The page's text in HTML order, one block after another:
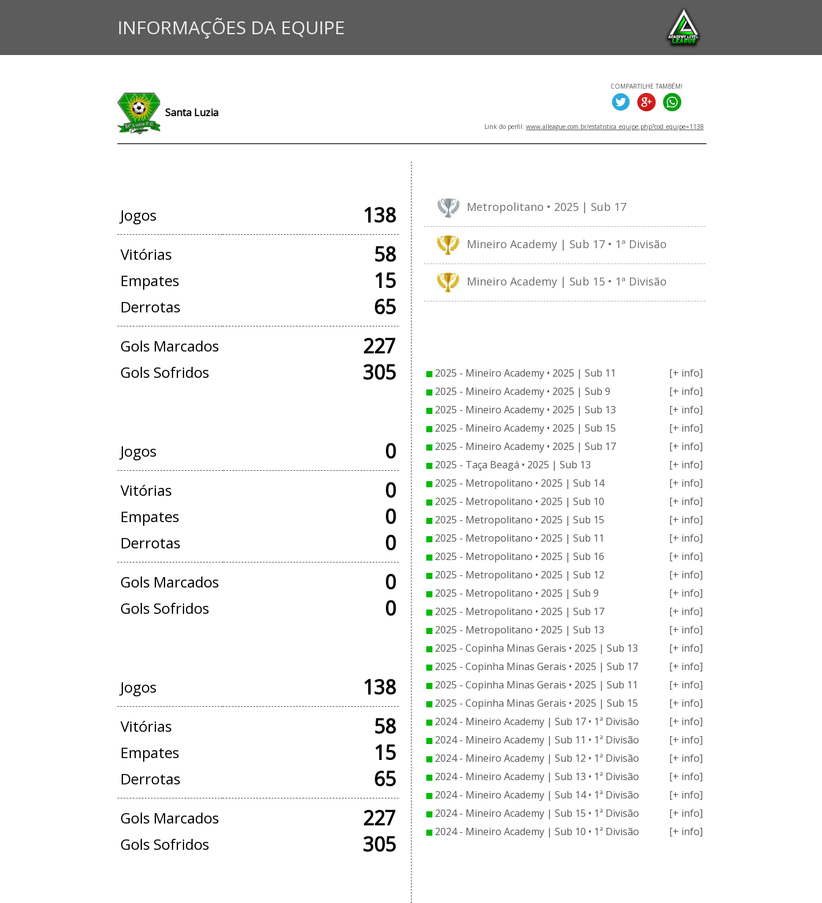
INFORMAÇÕES DA EQUIPE
Santa Luzia
COMPARTILHE TAMBÉM!
Link do perfil: www.alleague.com.br/estatistica_equipe.php?cod_equipe=1138
Jogos 138
Vitórias 58
Empates 15
Derrotas 65
Gols Marcados 227
Gols Sofridos 305
Jogos 0
Vitórias 0
Empates 0
Derrotas 0
Gols Marcados 0
Gols Sofridos 0
Jogos 138
Vitórias 58
Empates 15
Derrotas 65
Gols Marcados 227
Gols Sofridos 305
Metropolitano • 2025 | Sub 17
Mineiro Academy | Sub 17 • 1ª Divisão
Mineiro Academy | Sub 15 • 1ª Divisão
2025 - Mineiro Academy • 2025 | Sub 11
[+ info]
2025 - Mineiro Academy • 2025 | Sub 9
[+ info]
2025 - Mineiro Academy • 2025 | Sub 13
[+ info]
2025 - Mineiro Academy • 2025 | Sub 15
[+ info]
2025 - Mineiro Academy • 2025 | Sub 17
[+ info]
2025 - Taça Beagá • 2025 | Sub 13
[+ info]
2025 - Metropolitano • 2025 | Sub 14
[+ info]
2025 - Metropolitano • 2025 | Sub 10
[+ info]
2025 - Metropolitano • 2025 | Sub 15
[+ info]
2025 - Metropolitano • 2025 | Sub 11
[+ info]
2025 - Metropolitano • 2025 | Sub 16
[+ info]
2025 - Metropolitano • 2025 | Sub 12
[+ info]
2025 - Metropolitano • 2025 | Sub 9
[+ info]
2025 - Metropolitano • 2025 | Sub 17
[+ info]
2025 - Metropolitano • 2025 | Sub 13
[+ info]
2025 - Copinha Minas Gerais • 2025 | Sub 13
[+ info]
2025 - Copinha Minas Gerais • 2025 | Sub 17
[+ info]
2025 - Copinha Minas Gerais • 2025 | Sub 11
[+ info]
2025 - Copinha Minas Gerais • 2025 | Sub 15
[+ info]
2024 - Mineiro Academy | Sub 17 • 1ª Divisão
[+ info]
2024 - Mineiro Academy | Sub 11 • 1ª Divisão
[+ info]
2024 - Mineiro Academy | Sub 12 • 1ª Divisão
[+ info]
2024 - Mineiro Academy | Sub 13 • 1ª Divisão
[+ info]
2024 - Mineiro Academy | Sub 14 • 1ª Divisão
[+ info]
2024 - Mineiro Academy | Sub 15 • 1ª Divisão
[+ info]
2024 - Mineiro Academy | Sub 10 • 1ª Divisão
[+ info]